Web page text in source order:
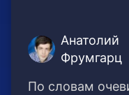
Анатолий
Фрумгарц
По словам